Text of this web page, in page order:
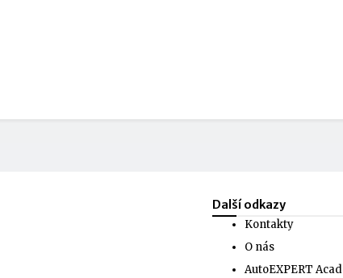
Další odkazy
Kontakty
O nás
AutoEXPERT